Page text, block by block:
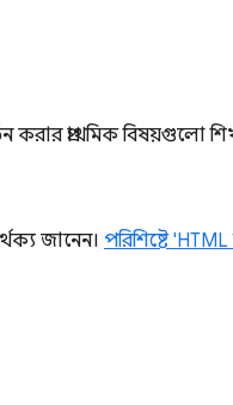
প্রাথমিক বিষয়গুলো
জানেন। পরিশিষ্টে